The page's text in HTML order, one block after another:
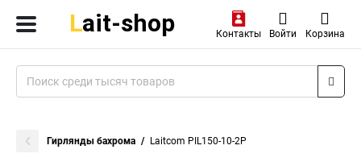
Контакты Войти Корзина
Гирлянды бахрома Laitcom PIL150-10-2P